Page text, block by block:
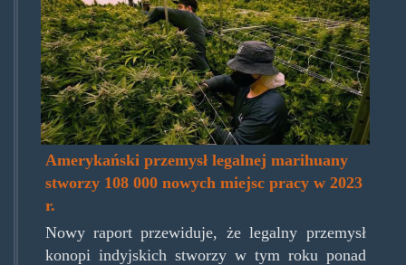
legalnej-
marihuany-
stworzy-
108000-
nowych-
miejsc-
pracy-
696x392.jpg.jpg
Amerykański przemysł legalnej marihuany
stworzy 108 000 nowych miejsc pracy w 2023
r.
Nowy raport przewiduje, że legalny przemysł
konopi indyjskich stworzy w tym roku ponad